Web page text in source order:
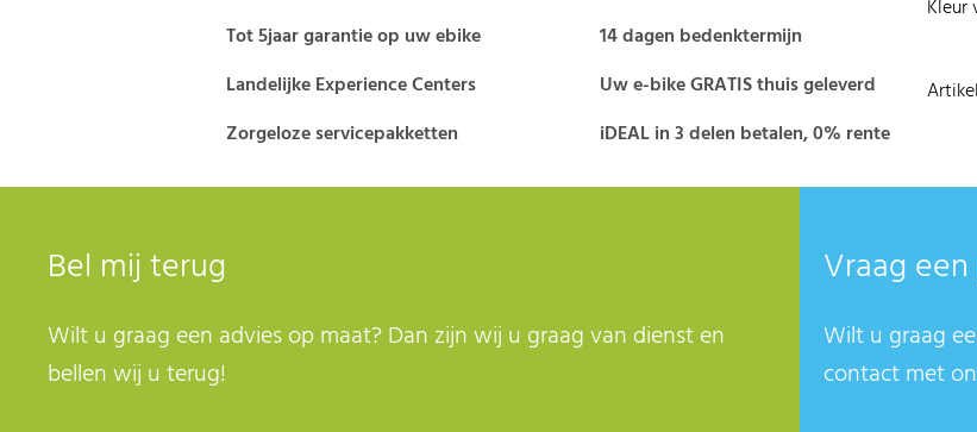
Tot 5jaar garantie op uw ebike
Landelijke Experience Centers
Zorgeloze servicepakketten
14 dagen bedenktermijn
Uw e-bike GRATIS thuis geleverd
iDEAL in 3 delen betalen, 0% rente
Kleur
Bel mij terug
Wilt u graag een advies op maat? Dan zijn wij u graag van dienst en
bellen wij u terug!
Vraag
Wilt u graag
contact met